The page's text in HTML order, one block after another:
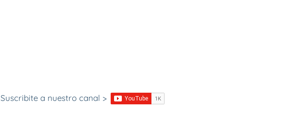
Suscribite a nuestro canal >